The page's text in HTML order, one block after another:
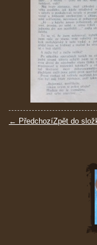
← PředchozíZpět do